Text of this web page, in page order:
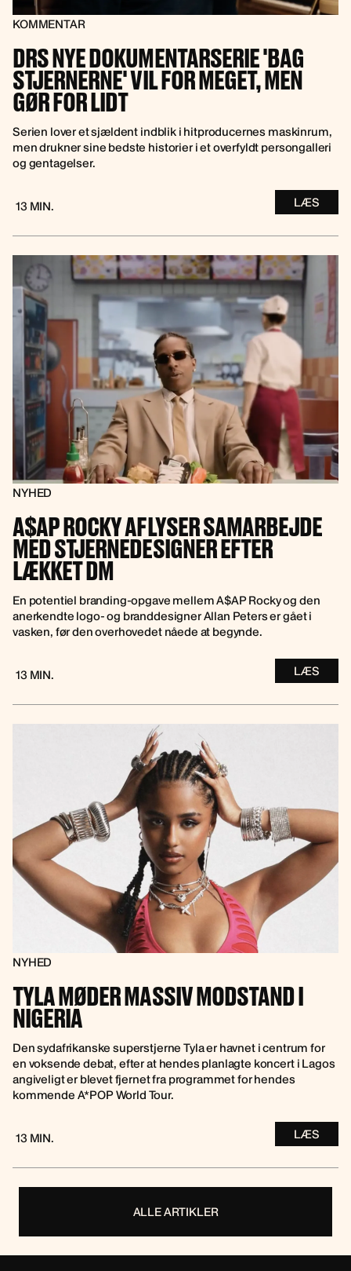
KOMMENTAR
DRS NYE DOKUMENTARSERIE 'BAG
STJERNERNE' VIL FOR MEGET, MEN
GØR FOR LIDT
Serien lover et sjældent indblik i hitproducernes maskinrum,
men drukner sine bedste historier i et overfyldt persongalleri
og gentagelser.
13 MIN. LÆS
NYHED
A$AP ROCKY AFLYSER SAMARBEJDE
MED STJERNEDESIGNER EFTER
LÆKKET DM
En potentiel branding-opgave mellem A$AP Rocky og den
anerkendte logo- og branddesigner Allan Peters er gået i
vasken, før den overhovedet nåede at begynde.
13 MIN. LÆS
NYHED
TYLA MØDER MASSIV MODSTAND I
NIGERIA
Den sydafrikanske superstjerne Tyla er havnet i centrum for
en voksende debat, efter at hendes planlagte koncert i Lagos
angiveligt er blevet fjernet fra programmet for hendes
kommende A*POP World Tour.
13 MIN. LÆS
ALLE ARTIKLER